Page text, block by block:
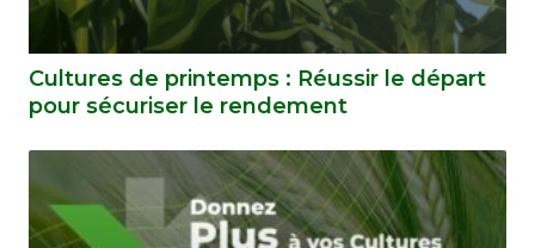
Cultures de printemps : Réussir le départ
pour sécuriser le rendement